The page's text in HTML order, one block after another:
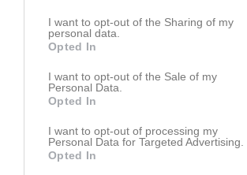
I want to opt-out of the Sharing of my
personal data.
Opted In
I want to opt-out of the Sale of my
Personal Data.
Opted In
I want to opt-out of processing my
Personal Data for Targeted Advertising.
Opted In
Herr A div 4 13 dec 2024 0
Bli månadsgivare till IFK Hammarö
Nyheter från föreningen
träningstiderna för augusti är klara